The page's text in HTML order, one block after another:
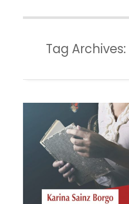
Tag Archives: